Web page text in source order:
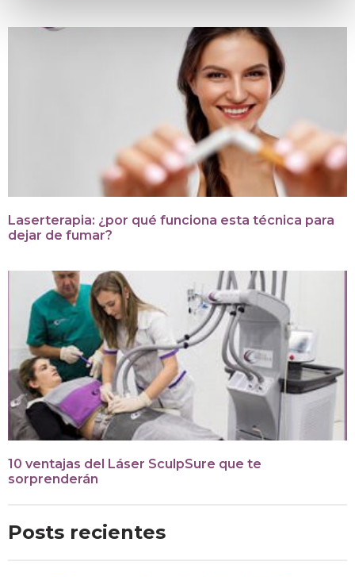
Laserterapia: ¿por qué funciona esta técnica para
dejar de fumar?
10 ventajas del Láser SculpSure que te
sorprenderán
Posts recientes